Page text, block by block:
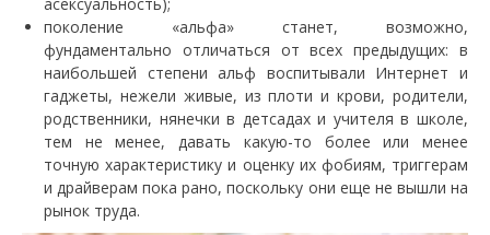
поколение «альфа» станет, возможно,
фундаментально отличаться от всех предыдущих: в
наибольшей степени альф воспитывали Интернет и
гаджеты, нежели живые, из плоти и крови, родители,
родственники, нянечки в детсадах и учителя в школе,
тем не менее, давать какую-то более или менее
точную характеристику и оценку их фобиям, триггерам
и драйверам пока рано, поскольку они еще не вышли на
рынок труда.